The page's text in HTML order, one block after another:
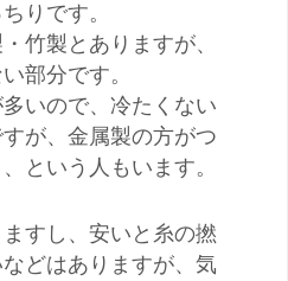
りです。
竹製とありますが、
部分です。
いので、冷たくない
が、金属製の方がつ
という人もいます。
すし、安いと糸の撚
どはありますが、気